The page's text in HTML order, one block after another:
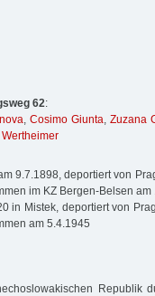
62:
, Cosimo Giunta, Zuzana
Wertheimer
9.7.1898, deportiert von
im KZ Bergen-Belsen am
in Mistek, deportiert von
am 5.4.1945
Republik